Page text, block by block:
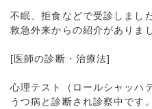
不眠、拒食などで受診しました
救急外来からの紹介がありま
[医師の診断・治療法]
心理テスト（ロールシャッハ
うつ病と診断され診察中です。